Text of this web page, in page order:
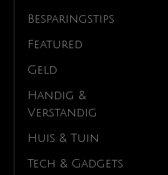
Besparingstips
Featured
Geld
Handig &
Verstandig
Huis & Tuin
Tech & Gadgets